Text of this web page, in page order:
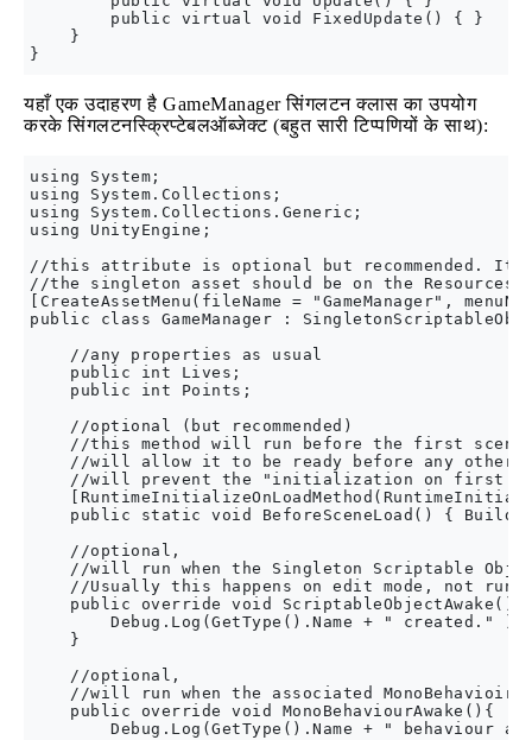
        public virtual void FixedUpdate() { }
    }
यहाँ एक उदाहरण है GameManager सिंगलटन क्लास का उपयोग
करके सिंगलटनस्क्रिप्टेबलऑब्जेक्ट (बहुत सारी टिप्पणियों के साथ):
using System;
using System.Collections;
using System.Collections.Generic;
using UnityEngine;
//this attribute is optional but recommended. It
//the singleton asset should be on the Resources
[CreateAssetMenu(fileName = "GameManager",
public class GameManager :
    //any properties as usual
    public int Lives;
    public int Points;
    //optional (but recommended)
//this method will run before the first
//will allow it to be ready before any other
//will prevent the "initialization on first
public static void BeforeSceneLoad() {
    //optional,
//will run when the Singleton Scriptable
//Usually this happens on edit mode, not
    public override void ScriptableObjectAwake(){
        Debug.Log(GetType().Name + " created." );
    }
    //optional,
//will run when the associated MonoBehavioir
    public override void MonoBehaviourAwake(){
Debug.Log(GetType().Name + " behaviour